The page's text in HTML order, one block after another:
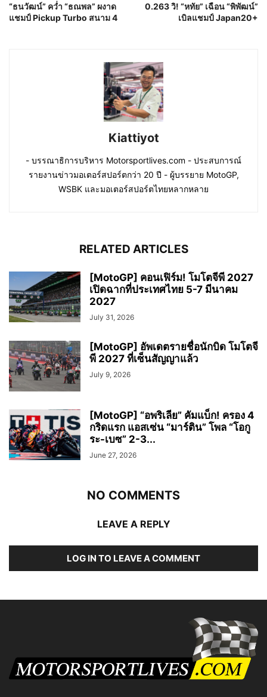
“ธนวัฒน์” คว่ำ “ธณพล” ผงาด
แชมป์ Pickup Turbo สนาม 4
0.263 วิ! “หทัย” เฉือน “พิพัฒน์”
เบิลแชมป์ Japan20+
Kiattiyot
- บรรณาธิการบริหาร Motorsportlives.com - ประสบการณ์
รายงานข่าวมอเตอร์สปอร์ตกว่า 20 ปี - ผู้บรรยาย MotoGP,
WSBK และมอเตอร์สปอร์ตไทยหลากหลาย
RELATED ARTICLES
[MotoGP] คอนเฟิร์ม! โมโตจีพี 2027
เปิดฉากที่ประเทศไทย 5-7 มีนาคม
2027
July 31, 2026
[MotoGP] อัพเดตรายชื่อนักบิด โมโตจี
พี 2027 ที่เซ็นสัญญาแล้ว
July 9, 2026
[MotoGP] “อพริเลีย” คัมแบ็ก! ครอง 4
กริดแรก แอสเซ่น “มาร์ติน” โพล “โอกู
ระ-เบซ” 2-3...
June 27, 2026
NO COMMENTS
LEAVE A REPLY
LOG IN TO LEAVE A COMMENT